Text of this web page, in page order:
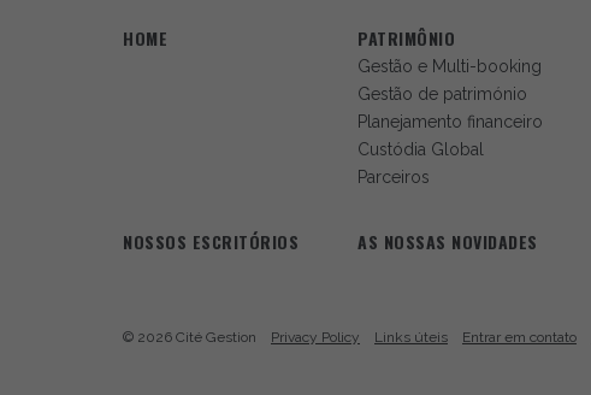
HOME PATRIMÔNIO
Gestão e Multi-booking
Gestão de património
Planejamento financeiro
Custódia Global
Parceiros
NOSSOS ESCRITÓRIOS AS NOSSAS NOVIDADES
© 2026 Cité Gestion Privacy Policy Links úteis Entrar em contato